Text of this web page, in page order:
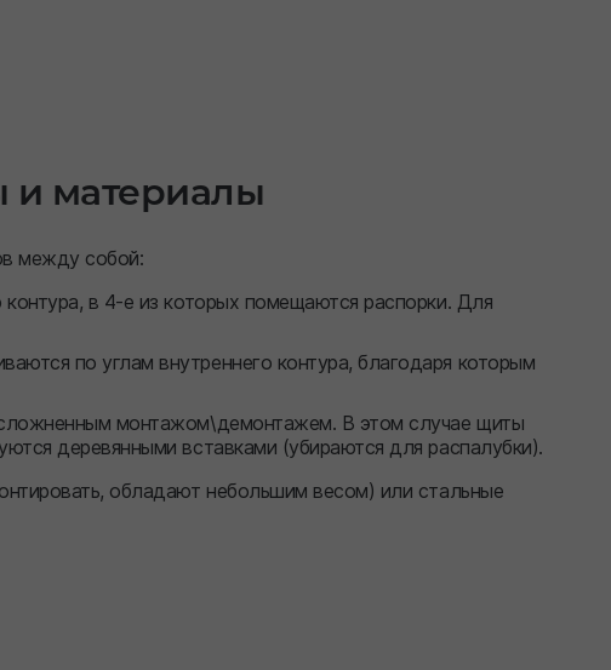
и материалы
между собой:
в 4-е из которых помещаются распорки. Для
по углам внутреннего контура, благодаря которым
монтажом\демонтажем. В этом случае щиты
деревянными вставками (убираются для распалубки).
обладают небольшим весом) или стальные